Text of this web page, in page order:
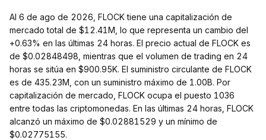
Al 6 de ago de 2026, FLOCK tiene una capitalización de
mercado total de $12.41M, lo que representa un cambio del
+0.63% en las últimas 24 horas. El precio actual de FLOCK es
de $0.02848498, mientras que el volumen de trading en 24
horas se sitúa en $900.95K. El suministro circulante de FLOCK
es de 435.23M, con un suministro máximo de 1.00B. Por
capitalización de mercado, FLOCK ocupa el puesto 1036
entre todas las criptomonedas. En las últimas 24 horas, FLOCK
alcanzó un máximo de $0.02881529 y un mínimo de
$0.02775155.